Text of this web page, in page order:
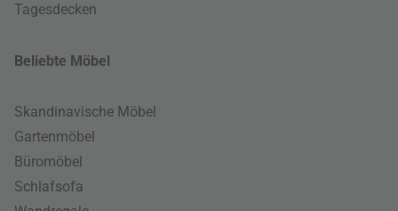
Tagesdecken
Beliebte Möbel
Skandinavische Möbel
Gartenmöbel
Büromöbel
Schlafsofa